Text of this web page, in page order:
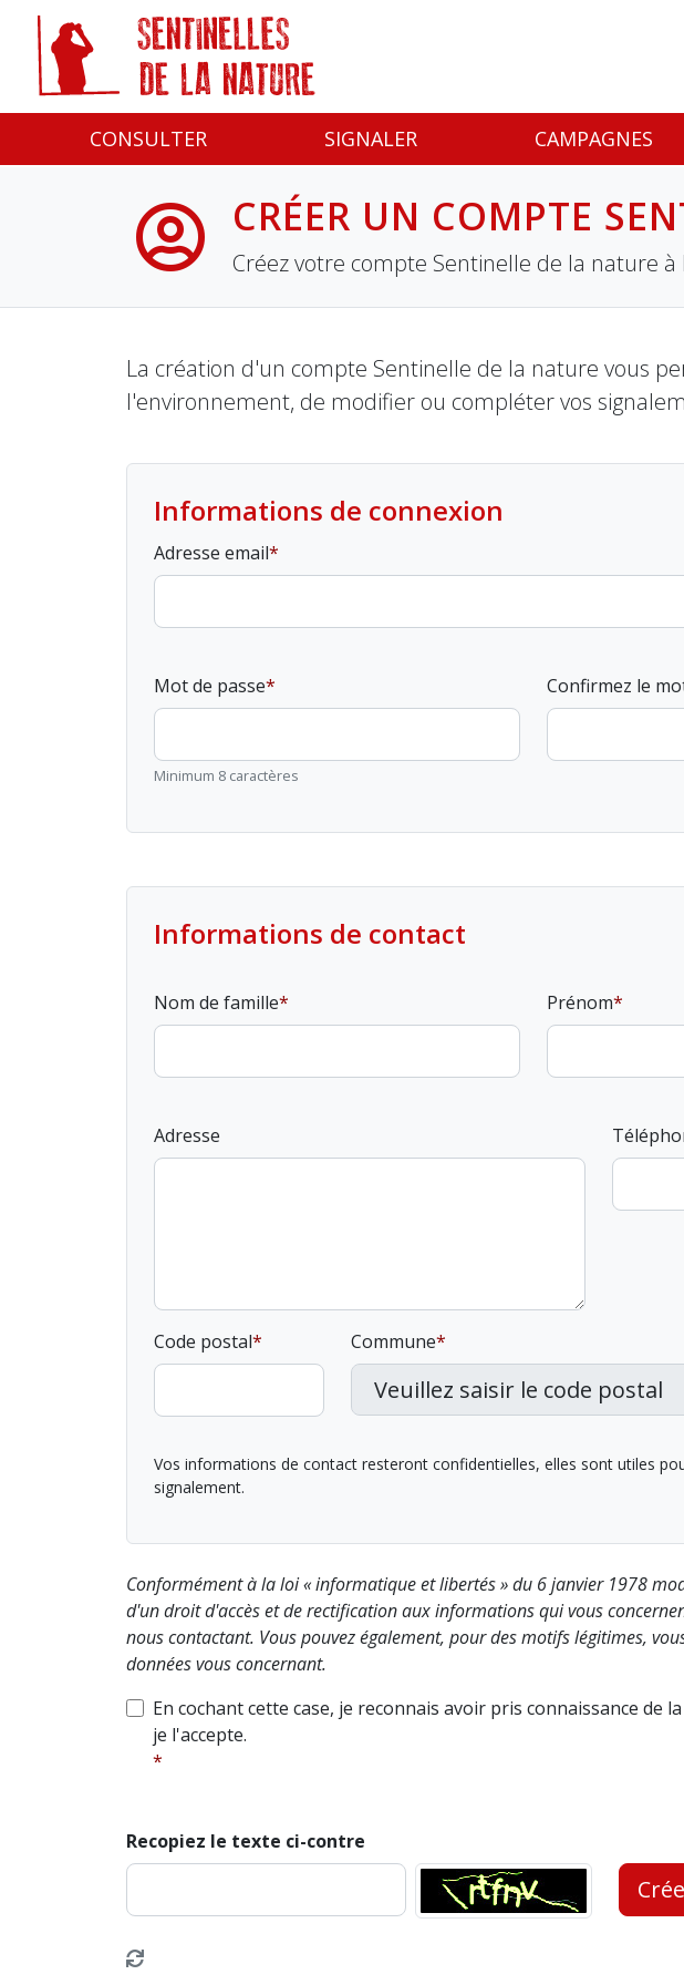
CONSULTER SIGNALER CAMPAGNES
CRÉER UN COMPTE
Créez votre compte Sentinelle de la nature
La création d'un compte Sentinelle de la nature vous
l'environnement, de modifier ou compléter vos
Informations de connexion
Adresse email
Mot de passe
Minimum 8 caractères
Confirmez le
Informations de contact
Nom de famille Prénom
Adresse
Code postal Commune
Vos informations de contact resteront confidentielles, elles sont utiles
signalement.
Conformément à la loi « informatique et libertés » du 6 janvier 1978
d'un droit d'accès et de rectification aux informations qui vous
nous contactant. Vous pouvez également, pour des motifs légitimes,
données vous concernant.
En cochant cette case, je reconnais avoir pris connaissance de la
je l'accepte.
Recopiez le texte ci-contre
Panneau de gestion des cookies